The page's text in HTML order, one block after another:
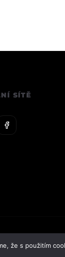
SÍTĚ
že s použitím